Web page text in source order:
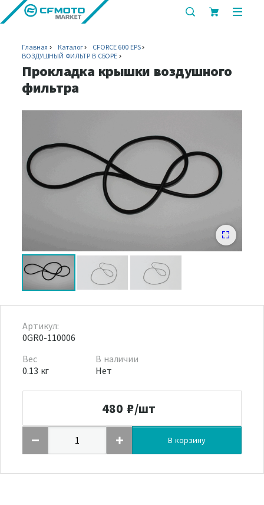
показать
Главная Каталог
CFORCE 600 EPS
ВОЗДУШНЫЙ ФИЛЬТР В СБОРЕ
Прокладка крышки воздушного
фильтра
Артикул:
0GR0-110006
Вес
0.13 кг
В наличии
Нет
480 ₽/шт
В корзину